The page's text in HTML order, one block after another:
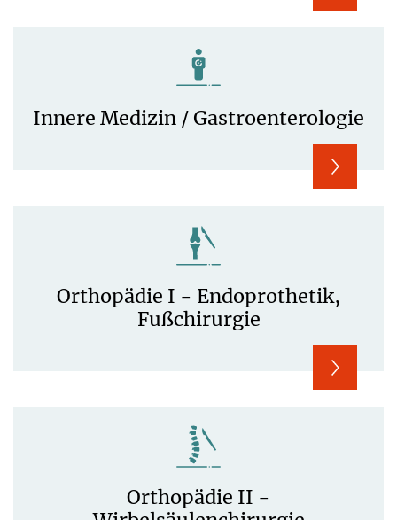
Innere Medizin / Gastroenterologie
Orthopädie I - Endoprothetik,
Fußchirurgie
Orthopädie II -